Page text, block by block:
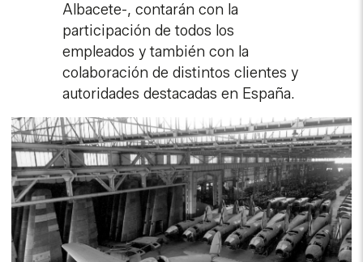
Albacete-, contarán con la
participación de todos los
empleados y también con la
colaboración de distintos clientes y
autoridades destacadas en España.